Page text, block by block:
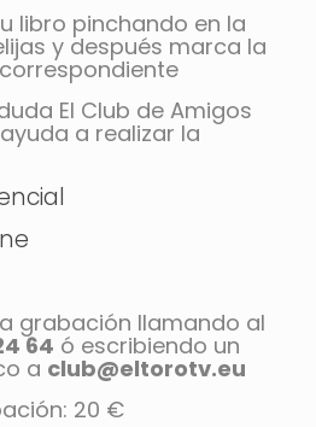
libro pinchando en la
y después marca la
El Club de Amigos
a realizar la
grabación llamando al
64 ó escribiendo un
a club@eltorotv.eu
20 €